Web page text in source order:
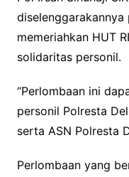
memeriahkan HUT
solidaritas personil.
“Perlombaan ini
personil Polresta
serta ASN Polresta
Perlombaan yang